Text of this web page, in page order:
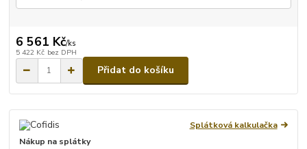
6 561 Kč/ks
5 422 Kč bez DPH
Přidat do košíku
Splátková kalkulačka
Nákup na splátky